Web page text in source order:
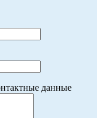
данные